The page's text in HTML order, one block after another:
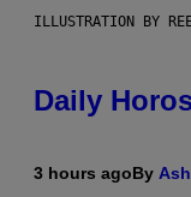
ILLUSTRATION BY
Daily
3 hours agoBy